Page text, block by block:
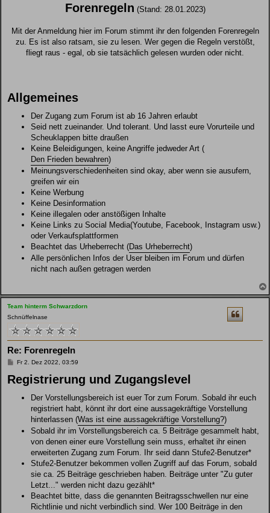
g
Forenregeln (Stand: 28.01.2023)
Mit der Anmeldung hier im Forum stimmt ihr den folgenden Forenregeln
zu. Es ist also ratsam, sie zu lesen. Wer gegen die Regeln verstößt,
fliegt raus - egal, ob sie tatsächlich gelesen wurden oder nicht.
Allgemeines
Der Zugang zum Forum ist ab 16 Jahren erlaubt
Seid nett zueinander. Und tolerant. Und lasst eure Vorurteile und
Scheuklappen bitte draußen
Keine Beleidigungen, keine Angriffe jedweder Art (
Den Frieden bewahren)
Meinungsverschiedenheiten sind okay, aber wenn sie ausufern,
greifen wir ein
Keine Werbung
Keine Desinformation
Keine illegalen oder anstößigen Inhalte
Keine Links zu Social Media(Youtube, Facebook, Instagram usw.)
oder Verkaufsplattformen
Beachtet das Urheberrecht (Das Urheberrecht)
Alle persönlichen Infos der User bleiben im Forum und dürfen
nicht nach außen getragen werden
Team hinterm Schwarzdorn
Schnüffelnase
Re: Forenregeln
B
i
t
Fr 2. Dez 2022, 03:59
Registrierung und Zugangslevel
Der Vorstellungsbereich ist euer Tor zum Forum. Sobald ihr euch
registriert habt, könnt ihr dort eine aussagekräftige Vorstellung
hinterlassen (Was ist eine aussagekräftige Vorstellung?)
Sobald ihr im Vorstellungsbereich ca. 5 Beiträge gesammelt habt,
von denen einer eure Vorstellung sein muss, erhaltet ihr einen
erweiterten Zugang zum Forum. Ihr seid dann Stufe2-Benutzer*
Stufe2-Benutzer bekommen vollen Zugriff auf das Forum, sobald
sie ca. 25 Beiträge geschrieben haben. Beiträge unter "Zu guter
Letzt..." werden nicht dazu gezählt*
Beachtet bitte, dass die genannten Beitragsschwellen nur eine
Richtlinie und nicht verbindlich sind. Wer 100 Beiträge in den